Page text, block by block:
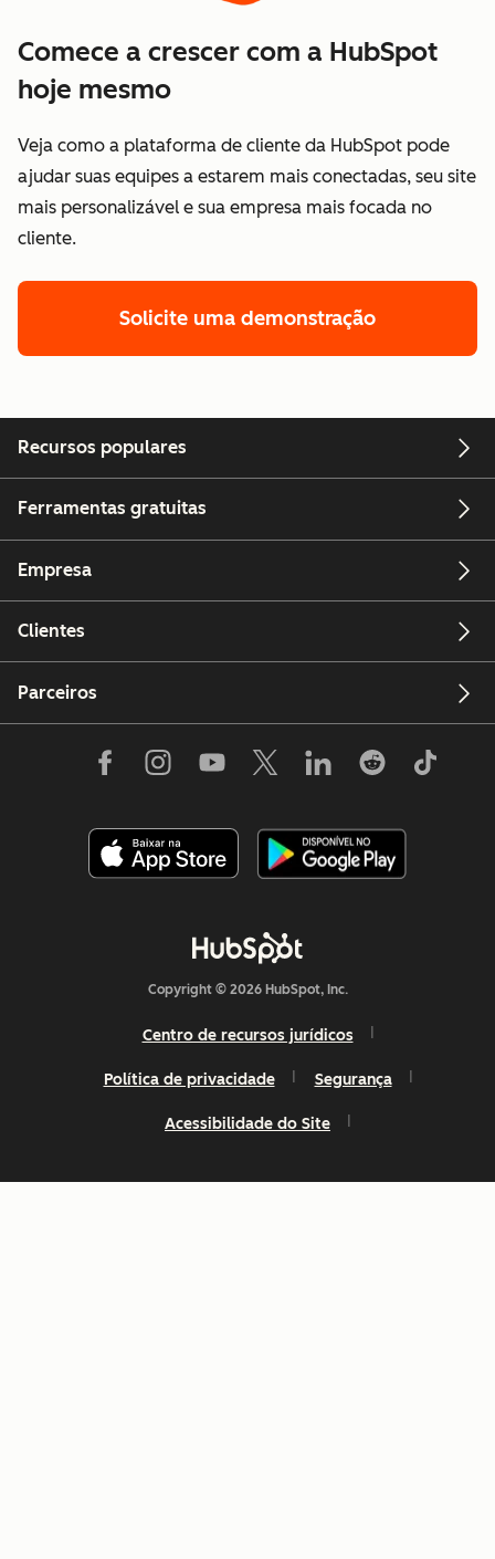
Comece a crescer com a HubSpot
hoje mesmo
Veja como a plataforma de cliente da HubSpot pode
ajudar suas equipes a estarem mais conectadas, seu site
mais personalizável e sua empresa mais focada no
cliente.
Solicite uma demonstração
Recursos populares
Ferramentas gratuitas
Empresa
Clientes
Parceiros
Copyright © 2026 HubSpot, Inc.
Centro de recursos jurídicos
Política de privacidade Segurança
Acessibilidade do Site